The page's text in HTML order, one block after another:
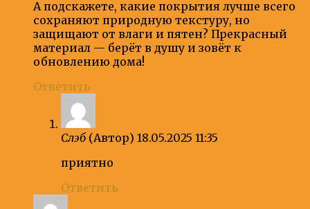
А подскажете, какие покрытия лучше всего
сохраняют природную текстуру, но
защищают от влаги и пятен? Прекрасный
материал — берёт в душу и зовёт к
обновлению дома!
Ответить
Слэб (Автор) 18.05.2025 11:35
приятно
Ответить